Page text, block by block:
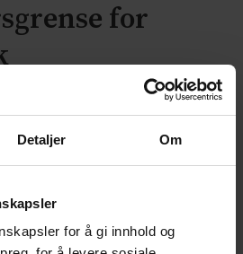
Detaljer Om
for å gi innhold og
for